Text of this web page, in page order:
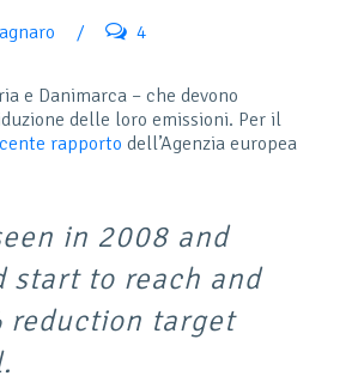
/ 4
e Danimarca – che devono
delle loro emissioni. Per il
rapporto dell’Agenzia europea
in 2008 and
start to reach and
reduction target